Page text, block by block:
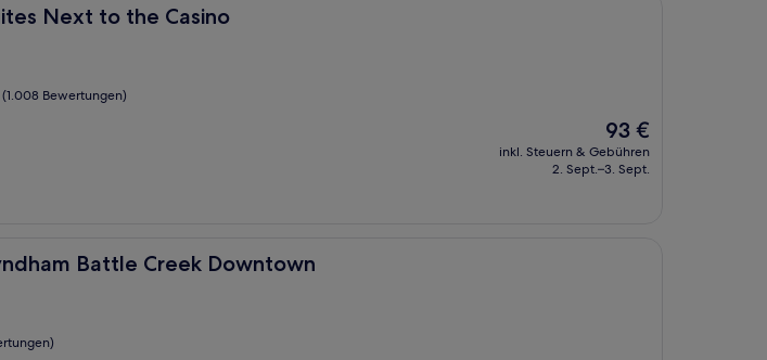
Next to the Casino
to the Casino
(1.008 Bewertungen)
Der
Preis
beträgt
93 €
inkl. Steuern & Gebühren
2. Sept.–3. Sept.
Battle Creek Downtown
Battle Creek Downtown